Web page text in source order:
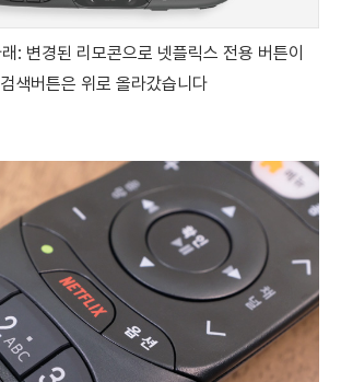
: 변경된 리모콘으로 넷플릭스 전용 버튼이
색버튼은 위로 올라갔습니다